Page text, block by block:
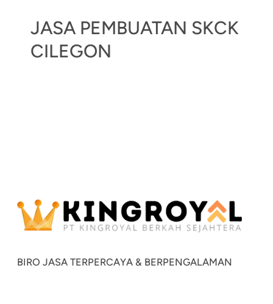
JASA PEMBUATAN SKCK
CILEGON
BIRO JASA TERPERCAYA & BERPENGALAMAN